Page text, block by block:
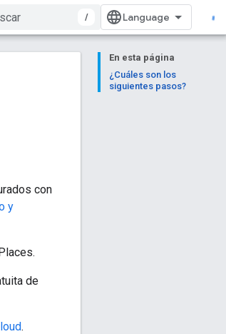
/
En esta página
¿Cuáles son los
siguientes pasos?
con
y
de
.